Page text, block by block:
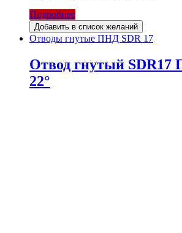
Подробнее
Добавить в список желаний
Отводы гнутые ПНД SDR 17
Отвод гнутый SDR17
22°